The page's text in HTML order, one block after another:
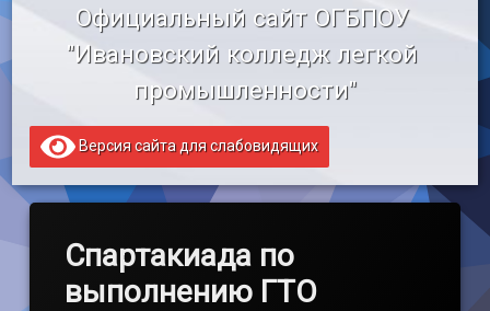
Образовательный кредит
Официальный сайт ОГБПОУ
"Ивановский колледж легкой
промышленности"
Версия сайта для слабовидящих
Спартакиада по
выполнению ГТО